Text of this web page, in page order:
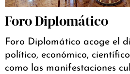
Foro Diplomático
Foro Diplomático acoge el
político, económico,
como las manifestaciones